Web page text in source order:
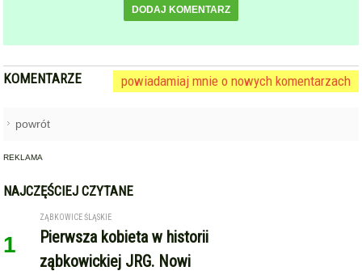
DODAJ KOMENTARZ
KOMENTARZE powiadamiaj mnie o nowych komentarzach
powrót
REKLAMA
NAJCZĘŚCIEJ CZYTANE
1
ZĄBKOWICE ŚLĄSKIE
Pierwsza kobieta w historii
ząbkowickiej JRG. Nowi